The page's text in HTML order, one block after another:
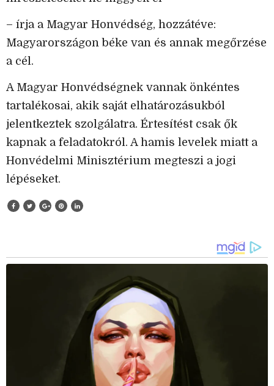
– írja a Magyar Honvédség, hozzátéve:
Magyarországon béke van és annak megőrzése
a cél.
A Magyar Honvédségnek vannak önkéntes
tartalékosai, akik saját elhatározásukból
jelentkeztek szolgálatra. Értesítést csak ők
kapnak a feladatokról. A hamis levelek miatt a
Honvédelmi Minisztérium megteszi a jogi
lépéseket.